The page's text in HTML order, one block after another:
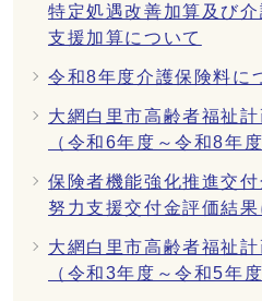
特定処遇改善加算及び
支援加算について
令和8年度介護保険料に
大網白里市高齢者福祉
（令和6年度～令和8年度
保険者機能強化推進交
努力支援交付金評価結果
大網白里市高齢者福祉
（令和3年度～令和5年度